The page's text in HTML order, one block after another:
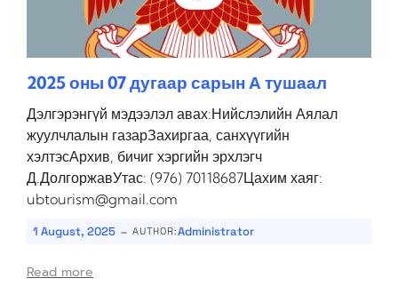
2025 оны 07 дугаар сарын А тушаал
Дэлгэрэнгүй мэдээлэл авах:Нийслэлийн Аялал
жуулчлалын газарЗахиргаа, санхүүгийн
хэлтэсАрхив, бичиг хэргийн эрхлэгч
Д.ДолгоржавУтас: (976) 70118687Цахим хаяг:
ubtourism@gmail.com
1 August, 2025 - AUTHOR:Administrator
Read more